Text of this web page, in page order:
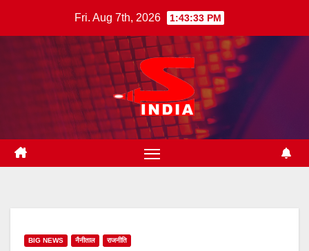
Fri. Aug 7th, 2026 1:43:34 PM
BIG NEWS नैनीताल राजनीति